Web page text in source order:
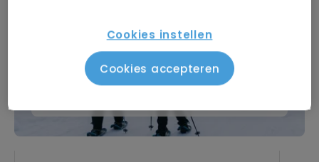
Tijdelijk €75 korting per persoon
Meer informatie
Cookies instellen
Cookies accepteren